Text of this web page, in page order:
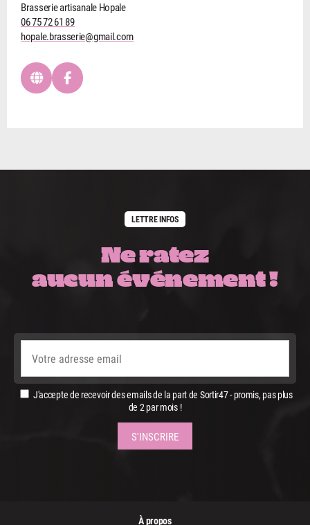
Brasserie artisanale Hopale
06 75 72 61 89
hopale.brasserie@gmail.com
LETTRE INFOS
Ne ratez
aucun événement !
J'accepte de recevoir des emails de la part de Sortir47 - promis, pas plus
de 2 par mois !
À propos